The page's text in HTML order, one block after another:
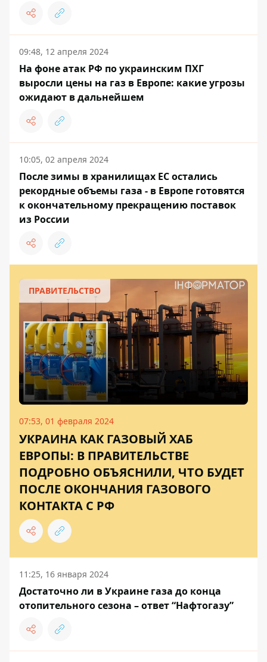
09:48, 12 апреля 2024
На фоне атак РФ по украинским ПХГ
выросли цены на газ в Европе: какие угрозы
ожидают в дальнейшем
10:05, 02 апреля 2024
После зимы в хранилищах ЕС остались
рекордные объемы газа - в Европе готовятся
к окончательному прекращению поставок
из России
ПРАВИТЕЛЬСТВО
07:53, 01 февраля 2024
УКРАИНА КАК ГАЗОВЫЙ ХАБ
ЕВРОПЫ: В ПРАВИТЕЛЬСТВЕ
ПОДРОБНО ОБЪЯСНИЛИ, ЧТО БУДЕТ
ПОСЛЕ ОКОНЧАНИЯ ГАЗОВОГО
КОНТАКТА С РФ
11:25, 16 января 2024
Достаточно ли в Украине газа до конца
отопительного сезона – ответ “Нафтогазу”